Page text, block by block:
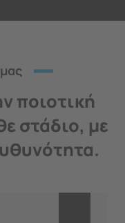
ποιοτική
στάδιο, με